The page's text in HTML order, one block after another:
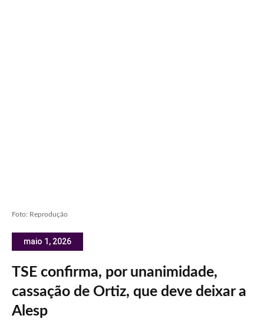
Foto: Reprodução
maio 1, 2026
TSE confirma, por unanimidade,
cassação de Ortiz, que deve deixar a
Alesp